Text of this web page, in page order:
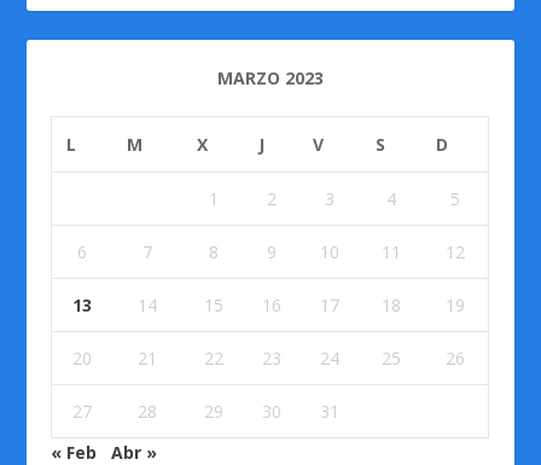
MARZO 2023
L M X J V S D
1 2 3 4 5
6 7 8 9 10 11 12
13 14 15 16 17 18 19
20 21 22 23 24 25 26
27 28 29 30
31
« Feb
Abr »